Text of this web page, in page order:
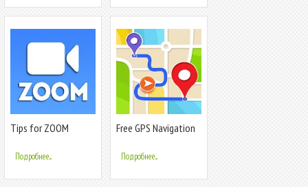
Tips for ZOOM
Подробнее...
Free GPS Navigation
Подробнее...